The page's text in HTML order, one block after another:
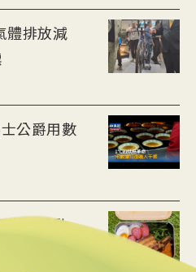
體排放減
公爵用數
當 帶動